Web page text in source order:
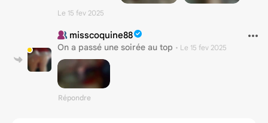
Le 15 fev 2025
misscoquine88
On a passé une soirée au top • Le 15 fev 2025
Répondre